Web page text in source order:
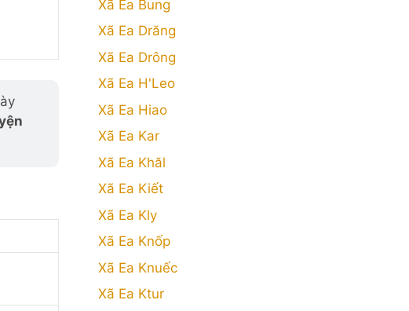
Xã Ea Bung
Xã Ea Drăng
Xã Ea Drông
Xã Ea H'Leo
Xã Ea Hiao
Xã Ea Kar
Xã Ea Khăl
Xã Ea Kiết
Xã Ea Kly
Xã Ea Knốp
Xã Ea Knuếc
Xã Ea Ktur